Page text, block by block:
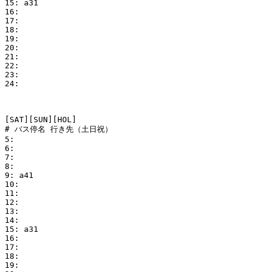
15: a31
16:
17:
18:
19:
20:
21:
22:
23:
24:
[SAT][SUN][HOL]
# バス停名 行き先（土日祝）
5:
6:
7:
8:
9: a41
10:
11:
12:
13:
14:
15: a31
16:
17:
18:
19: